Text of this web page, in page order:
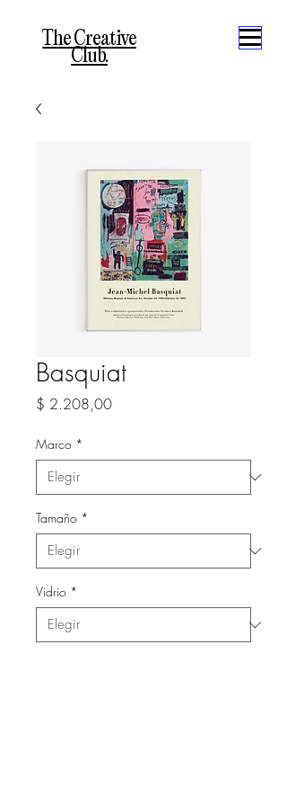
The Creative
Club.
Basquiat
$ 2.208,00Precio
Marco *
Tamaño *
Vidrio *